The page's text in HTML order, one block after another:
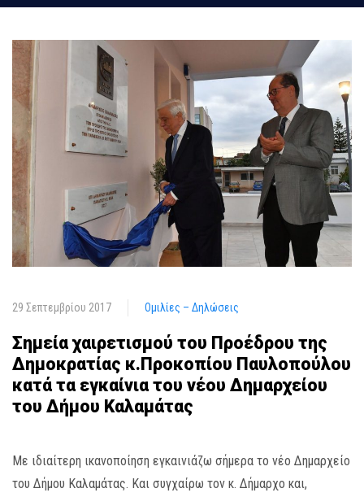
29 Σεπτεμβρίου 2017 Ομιλίες – Δηλώσεις
Σημεία χαιρετισμού του Προέδρου της
Δημοκρατίας κ.Προκοπίου Παυλοπούλου
κατά τα εγκαίνια του νέου Δημαρχείου
του Δήμου Καλαμάτας
Με ιδιαίτερη ικανοποίηση εγκαινιάζω σήμερα το νέο Δημαρχείο
του Δήμου Καλαμάτας. Και συγχαίρω τον κ. Δήμαρχο και,